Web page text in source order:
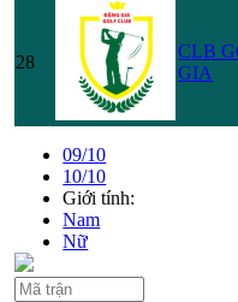
28
CLB
GIA
09/10
10/10
Giới tính:
Nam
Nữ